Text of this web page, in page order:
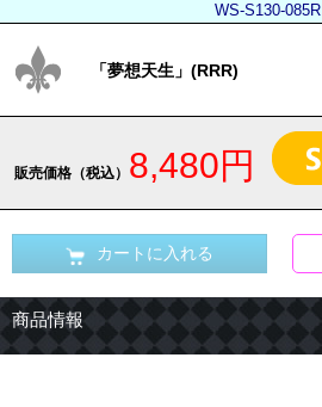
WS-S130-085R
「夢想天生」(RRR)
販売価格（税込） 8,480円
カートに入れる
商品情報